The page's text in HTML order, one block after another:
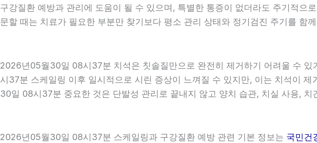
구강질환 예방과 관리에 도움이 될 수 있으며, 특별한 통증이 없더라도 주기적
문할 때는 치료가 필요한 부분만 찾기보다 평소 관리 상태와 정기검진 주기를
2026년05월30일 08시37분 치석은 칫솔질만으로 완전히 제거하기 어려울 수
시37분 스케일링 이후 일시적으로 시린 증상이 느껴질 수 있지만, 이는 치석이
30일 08시37분 중요한 것은 단발성 관리로 끝내지 않고 양치 습관, 치실 사용,
2026년05월30일 08시37분 스케일링과 구강질환 예방 관련 기본 정보는 국민건